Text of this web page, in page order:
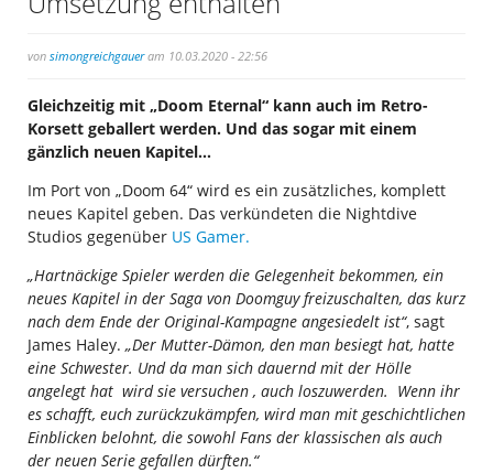
von simongreichgaueram 10.03.2020 - 22:56
Gleichzeitig mit „Doom Eternal“ kann auch im Retro-
Korsett geballert werden. Und das sogar mit einem
gänzlich neuen Kapitel…
Im Port von „Doom 64“ wird es ein zusätzliches, komplett
neues Kapitel geben. Das verkündeten die Nightdive
Studios gegenüber US Gamer.
„Hartnäckige Spieler werden die Gelegenheit bekommen, ein
neues Kapitel in der Saga von Doomguy freizuschalten, das kurz
nach dem Ende der Original-Kampagne angesiedelt ist“, sagt
James Haley. „Der Mutter-Dämon, den man besiegt hat, hatte
eine Schwester. Und da man sich dauernd mit der Hölle
angelegt hat wird sie versuchen , auch loszuwerden. Wenn ihr
es schafft, euch zurückzukämpfen, wird man mit geschichtlichen
Einblicken belohnt, die sowohl Fans der klassischen als auch
der neuen Serie gefallen dürften.“